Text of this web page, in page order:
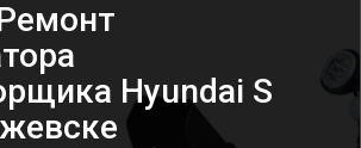
Hyundai S